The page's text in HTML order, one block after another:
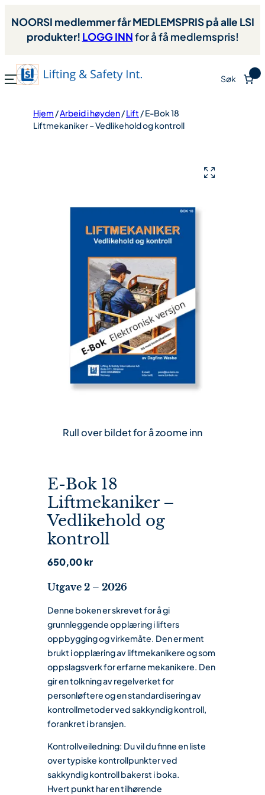
NOORSI medlemmer får MEDLEMSPRIS på alle LSI
produkter! LOGG INNfor å få medlemspris!
Søk
Hjem /Arbeid i høyden/Lift / E-Bok 18
Liftmekaniker – Vedlikehold og kontroll
Rull over bildet for å zoome inn
E-Bok 18
Liftmekaniker –
Vedlikehold og
kontroll
650,00kr
Utgave 2 – 2026
Denne boken er skrevet for å gi
grunnleggende opplæring i lifters
oppbygging og virkemåte. Den er ment
brukt i opplæring av liftmekanikere og som
oppslagsverk for erfarne mekanikere. Den
gir en tolkning av regelverket for
personløftere og en standardisering av
kontrollmetoder ved sakkyndig kontroll,
forankret i bransjen.
Kontrollveiledning: Du vil du finne en liste
over typiske kontrollpunkter ved
sakkyndig kontroll bakerst i boka.
Hvert punkt har en tilhørende